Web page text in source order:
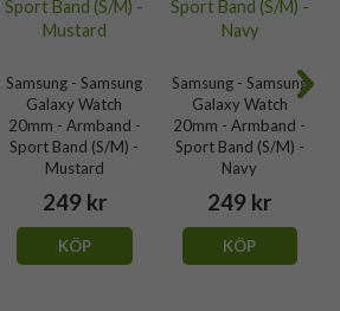
Samsung - Samsung
Galaxy Watch
20mm - Armband -
Sport Band (S/M) -
Mustard
249 kr
KÖP
Samsung - Samsung
Galaxy Watch
20mm - Armband -
Sport Band (S/M) -
Navy
249 kr
KÖP